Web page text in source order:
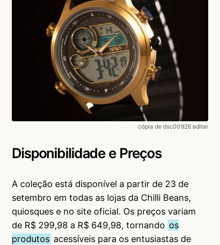
cópia de dsc00926 editar
Disponibilidade e Preços
A coleção está disponível a partir de 23 de
setembro em todas as lojas da Chilli Beans,
quiosques e no site oficial. Os preços variam
de R$ 299,98 a R$ 649,98, tornando os
produtos acessíveis para os entusiastas de